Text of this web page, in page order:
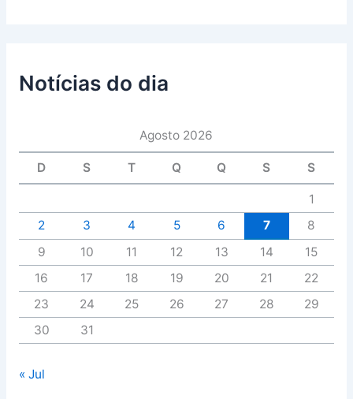
Notícias do dia
Agosto 2026
D S T Q Q S S
1
2
3 4 5 6 7
8
9
10 11 12 13 14
15
16
17 18 19 20 21
22
23
24 25 26 27 28
29
30
31
« Jul